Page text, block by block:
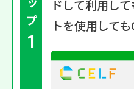
1
ドして利用して
トを使用して